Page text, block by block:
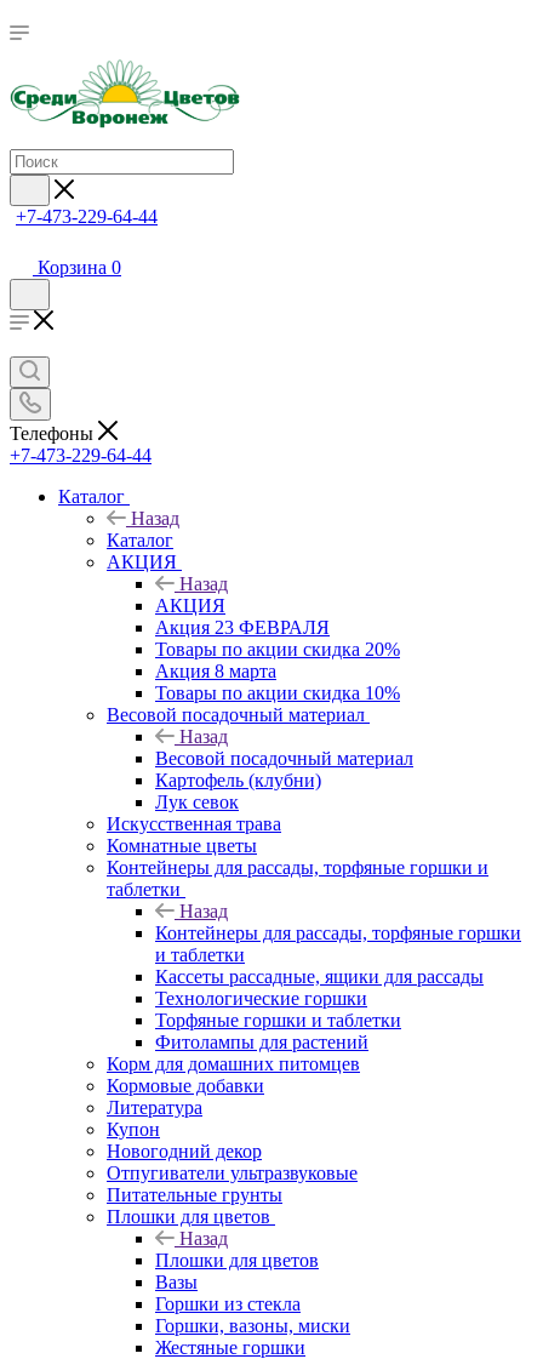
+7-473-229-64-44
Корзина 0
Телефоны
+7-473-229-64-44
Каталог
Назад
Каталог
АКЦИЯ
Назад
АКЦИЯ
Акция 23 ФЕВРАЛЯ
Товары по акции скидка 20%
Акция 8 марта
Товары по акции скидка 10%
Весовой посадочный материал
Назад
Весовой посадочный материал
Картофель (клубни)
Лук севок
Искусственная трава
Комнатные цветы
Контейнеры для рассады, торфяные горшки и
таблетки
Назад
Контейнеры для рассады, торфяные горшки
и таблетки
Кассеты рассадные, ящики для рассады
Технологические горшки
Торфяные горшки и таблетки
Фитолампы для растений
Корм для домашних питомцев
Кормовые добавки
Литература
Купон
Новогодний декор
Отпугиватели ультразвуковые
Питательные грунты
Плошки для цветов
Назад
Плошки для цветов
Вазы
Горшки из стекла
Горшки, вазоны, миски
Жестяные горшки